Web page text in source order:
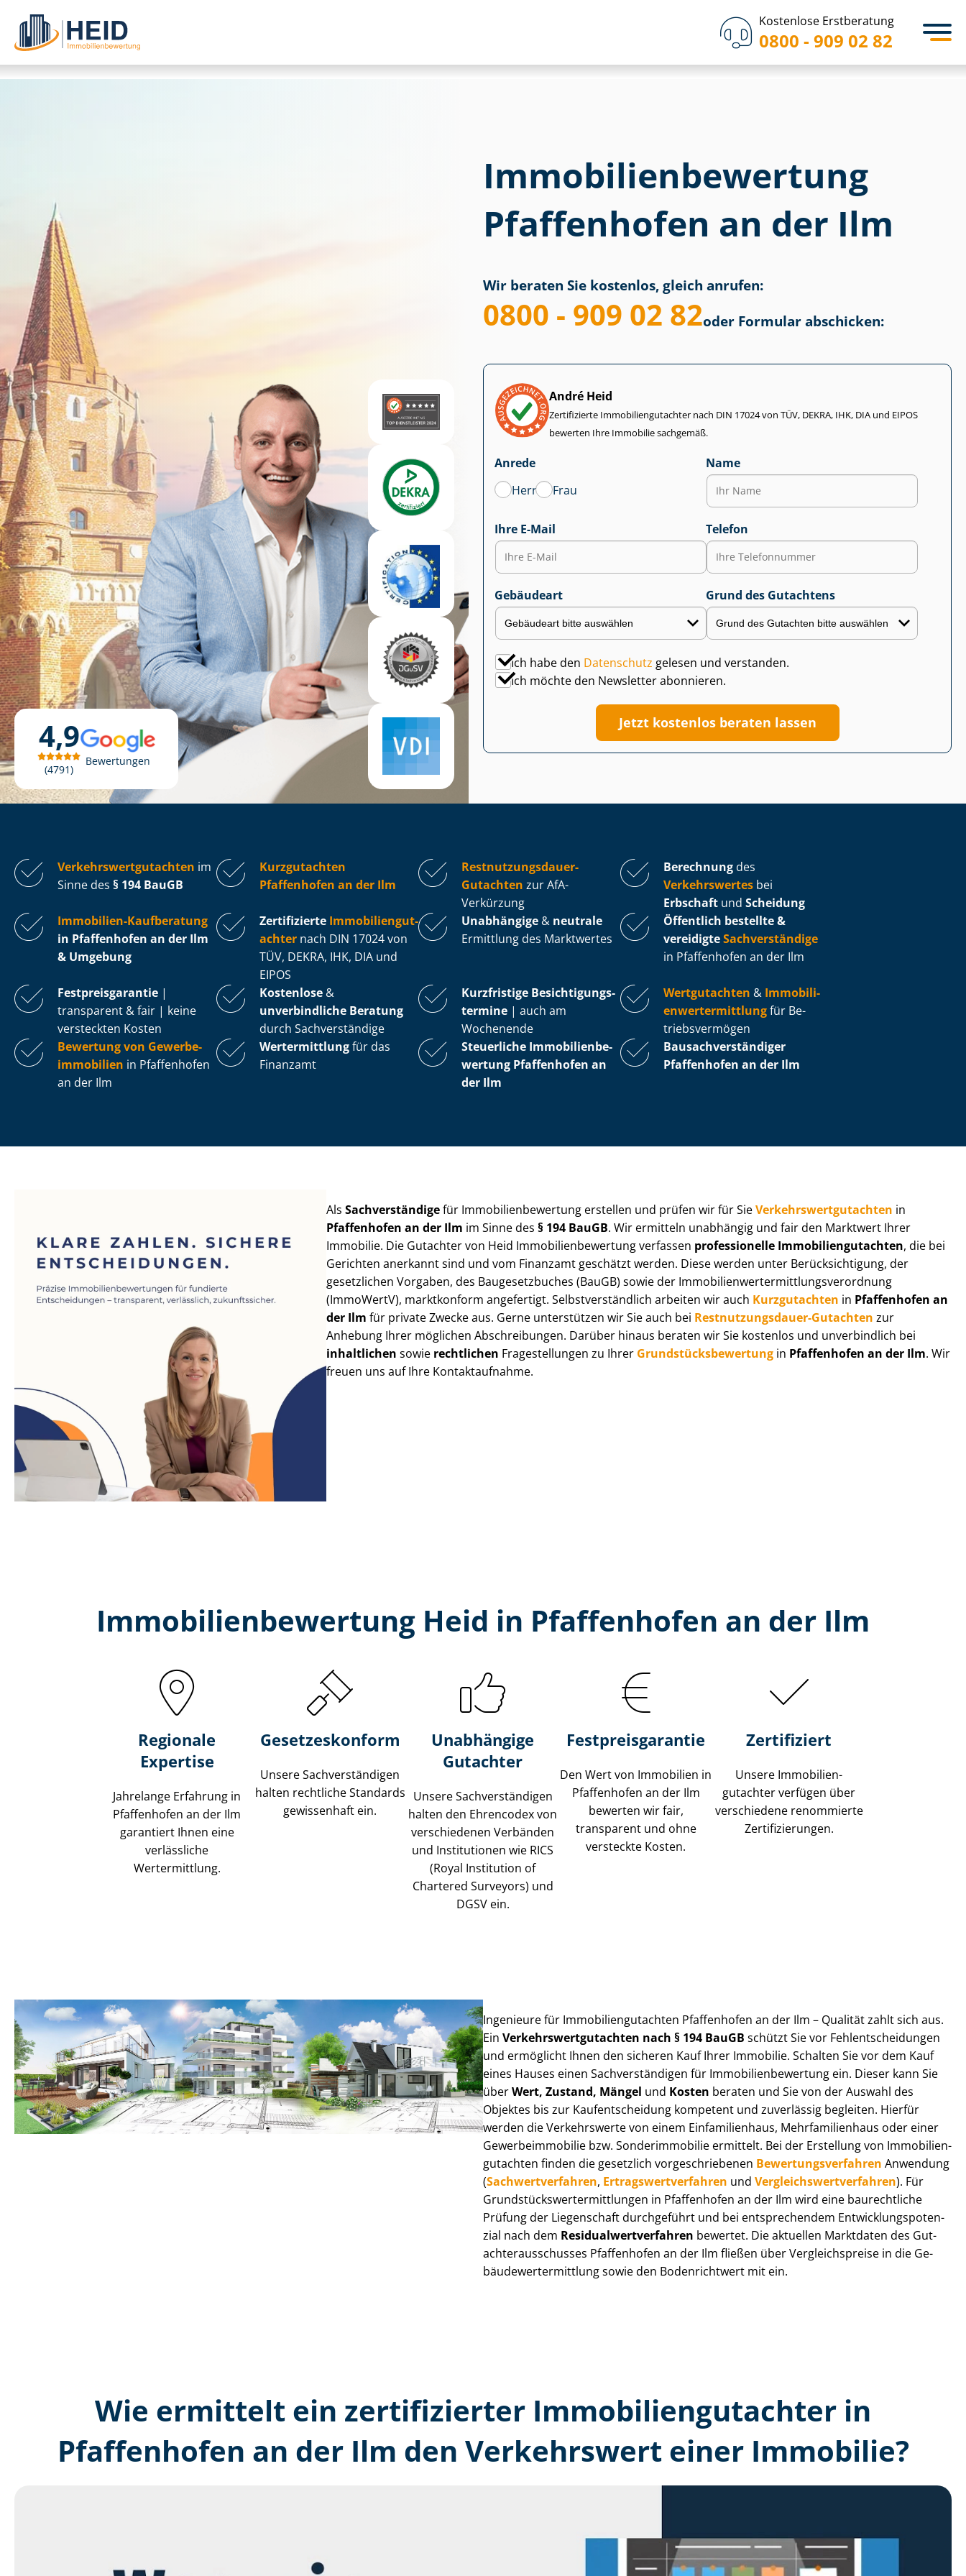
Kostenlose Erstberatung
0800 - 909 02 82
4,9
4791
Bewertungen
Immobilien­bewertung
Pfaffenhofen an der Ilm
Wir beraten Sie kostenlos, gleich anrufen:
0800 - 909 02 82oder Formular abschicken:
André Heid
Zertifizierte Im­mo­bi­li­en­gut­ach­ter nach DIN 17024 von TÜV, DEKRA, IHK, DIA und EIPOS
bewerten Ihre Immobilie sachgemäß.
Anrede
Herr
Frau
Name
Ihre E-Mail Telefon
Gebäudeart Grund des Gutachtens
Ich habe den Datenschutz gelesen und verstanden.
Ich möchte den Newsletter abonnieren.
Jetzt kostenlos beraten lassen
Ver­kehrs­wert­gut­ach­ten im
Sinne des § 194 BauGB
Kurzgutachten
Pfaffenhofen an der Ilm
Rest­nut­zungs­dau­er-
Gutachten zur AfA-
Verkürzung
Berechnung des
Verkehrswertes bei
Erbschaft und Scheidung
Immobilien-Kaufberatung
in Pfaffenhofen an der Ilm
& Umgebung
Zertifizierte Im­mo­bi­li­en­gut­
ach­ter nach DIN 17024 von
TÜV, DEKRA, IHK, DIA und
EIPOS
Unabhängige & neutrale
Ermittlung des Marktwertes
Öffentlich bestellte &
vereidigteSachverständige
in Pfaffenhofen an der Ilm
Fest­preis­ga­ran­tie |
transparent & fair | keine
versteckten Kosten
Kostenlose &
unverbindliche Beratung
durch Sachverständige
Kurzfristige Be­sich­ti­gungs­
ter­mi­ne | auch am
Wochenende
Wertgutachten & Im­mo­bi­li­
en­wert­ermitt­lungfür Be­
triebs­ver­mö­gen
Bewertung von Ge­wer­be­
im­mo­bi­li­en in Pfaffenhofen
an der Ilm
Wertermittlungfür das
Finanzamt
Steuerliche Im­mo­bi­li­en­be­
wer­tung Pfaffenhofen an
der Ilm
Bau­sach­ver­stän­di­ger
Pfaffenhofen an der Ilm
AlsSachverständigefür Im­mo­bi­li­en­be­wer­tung erstellen und prüfen wir für SieVer­kehrs­wert­gut­ach­ten in
Pfaffenhofen an der Ilm im Sinne des§ 194 BauGB. Wir ermitteln unabhängig und fair den Marktwert Ihrer
Immobilie. Die Gutachter von Heid Im­mo­bi­li­en­be­wer­tung verfassen professionelle Im­mo­bi­li­en­gut­ach­ten, die bei
Gerichten anerkannt sind und vom Finanzamt geschätzt werden. Diese werden unter Be­rück­sich­ti­gung, der
gesetzlichen Vorgaben, des Baugesetzbuches (BauGB) sowie der Im­mo­bi­li­en­wert­ermitt­lungs­ver­ord­nung
(ImmoWertV), marktkonform angefertigt. Selbst­ver­ständ­lich arbeiten wir auch Kurzgutachten in Pfaffenhofen an
der Ilm für private Zwecke aus. Gerne unterstützen wir Sie auch bei Rest­nut­zungs­dau­er-Gutachten zur
Anhebung Ihrer möglichen Abschreibungen. Darüber hinaus beraten wir Sie kostenlos und unverbindlich bei
inhaltlichen sowie rechtlichen Fragestellungen zu Ihrer Grund­stücks­be­wer­tung in Pfaffenhofen an der Ilm. Wir
freuen uns auf Ihre Kontaktaufnahme.
Immobilien­bewertung Heid in Pfaffenhofen an der Ilm
Regionale
Expertise
Jahrelange Erfahrung in
Pfaffenhofen an der Ilm
garantiert Ihnen eine
verlässliche
Wertermittlung.
Gesetzes­konform
Unsere Sach­ver­stän­di­gen
halten rechtliche Standards
gewissenhaft ein.
Unabhängige
Gutachter
Unsere Sach­ver­stän­di­gen
halten den Ehrencodex von
verschiedenen Verbänden
und Institutionen wie RICS
(Royal Institution of
Chartered Surveyors) und
DGSV ein.
Festpreis​garantie
Den Wert von Immobilien in
Pfaffenhofen an der Ilm
bewerten wir fair,
transparent und ohne
versteckte Kosten.
Zertifiziert
Unsere Immobilien­
gutachter verfügen über
verschiedene renommierte
Zer­ti­fi­zie­run­gen.
Ingenieure für Im­mo­bi­li­en­gut­ach­ten Pfaffenhofen an der Ilm – Qualität zahlt sich aus.
Ein Ver­kehrs­wert­gut­ach­ten nach § 194 BauGB schützt Sie vor Fehl­ent­schei­dun­gen
und ermöglicht Ihnen den sicheren Kauf Ihrer Immobilie. Schalten Sie vor dem Kauf
eines Hauses einen Sach­ver­stän­di­gen für Im­mo­bi­li­en­be­wer­tung ein. Dieser kann Sie
überWert, Zustand, Mängel und Kosten beraten und Sie von der Auswahl des
Objektes bis zur Kauf­ent­schei­dung kompetent und zuverlässig begleiten. Hierfür
werden die Verkehrswerte von einem Einfamilienhaus, Mehr­fa­mi­li­en­haus oder einer
Ge­wer­be­im­mo­bi­lie bzw. Sonderimmobilie ermittelt. Bei der Erstellung von Im­mo­bi­li­en­
gut­ach­ten finden die gesetzlich vor­ge­schrie­be­nen Be­wer­tungs­ver­fah­ren Anwendung
(Sach­wert­ver­fah­ren, Er­trags­wert­ver­fah­ren und Ver­gleichs­wert­ver­fah­ren). Für
Grund­stücks­wert­ermitt­lun­gen in Pfaffenhofen an der Ilm wird eine baurechtliche
Prüfung der Liegenschaft durchgeführt und bei entsprechendem Ent­wick­lungs­po­ten­
zi­al nach dem Re­si­du­al­wert­ver­fah­ren bewertet. Die aktuellen Marktdaten des Gut­
ach­ter­aus­schus­ses Pfaffenhofen an der Ilm fließen über Ver­gleichs­prei­se in die Ge­
bäu­de­wert­ermitt­lung sowie den Bodenrichtwert mit ein.
Wie ermittelt ein zertifizierter Immobilien­gutachter in
Pfaffenhofen an der Ilm den Verkehrswert einer Immobilie?